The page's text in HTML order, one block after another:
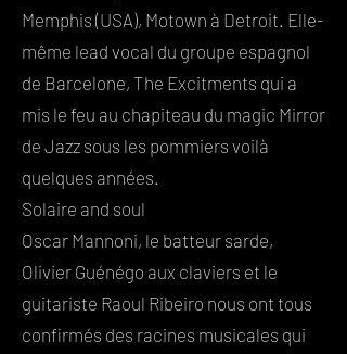
Memphis (USA), Motown à Detroit. Elle-
même lead vocal du groupe espagnol
de Barcelone, The Excitments qui a
mis le feu au chapiteau du magic Mirror
de Jazz sous les pommiers voilà
quelques années.
Solaire and soul
Oscar Mannoni, le batteur sarde,
Olivier Guénégo aux claviers et le
guitariste Raoul Ribeiro nous ont tous
confirmés des racines musicales qui